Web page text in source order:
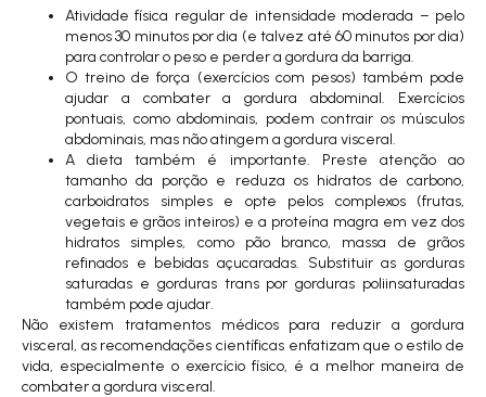
Atividade física regular de intensidade moderada – pelo
menos 30 minutos por dia (e talvez até 60 minutos por dia)
para controlar o peso e perder a gordura da barriga.
O treino de força (exercícios com pesos) também pode
ajudar a combater a gordura abdominal. Exercícios
pontuais, como abdominais, podem contrair os músculos
abdominais, mas não atingem a gordura visceral.
A dieta também é importante. Preste atenção ao
tamanho da porção e reduza os hidratos de carbono,
carboidratos simples e opte pelos complexos (frutas,
vegetais e grãos inteiros) e a proteína magra em vez dos
hidratos simples, como pão branco, massa de grãos
refinados e bebidas açucaradas. Substituir as gorduras
saturadas e gorduras trans por gorduras poliinsaturadas
também pode ajudar.
Não existem tratamentos médicos para reduzir a gordura
visceral, as recomendações científicas enfatizam que o estilo de
vida, especialmente o exercício físico, é a melhor maneira de
combater a gordura visceral.